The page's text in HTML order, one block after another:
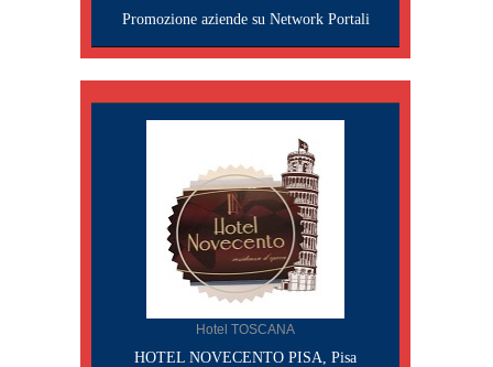
Promozione aziende su Network Portali
Hotel TOSCANA
HOTEL NOVECENTO PISA, Pisa